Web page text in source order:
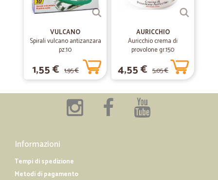
Ottimo servizio
—Mariaausilia S.
Ottimi prodotti
Ottimi prodotti, sito facile da visitare, e spedizione veloce.
—Franco V.
effettuato l'ordine ed è disponibile anche il furgone refrigerato. Io mi
trovo molto bene con la frutta per quanto riguarda i prezzi e anche
per la qualità. Per altri prodotti però vale la pena comprarli
direttamente al supermercato che si risparmia.
VULCANO
Spirali vulcano antizanzara
pz.10
1,55 € 1,95 €
AURICCHIO
Auricchio crema di
provolone gr.150
4,55 € 5,05 €
Informazioni
Tempi di spedizione
Metodi di pagamento